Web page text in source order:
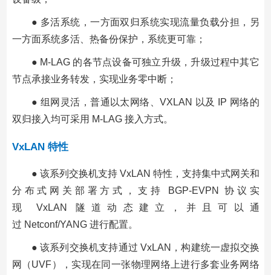
● 多活系统，一方面双归系统实现流量负载分担，另
一方面系统多活、热备份保护，系统更可靠；
● M-LAG 的各节点设备可独立升级，升级过程中其它
节点承接业务转发，实现业务零中断；
● 组网灵活，普通以太网络、VXLAN 以及 IP 网络的
双归接入均可采用 M-LAG 接入方式。
VxLAN 特性
● 该系列交换机支持 VxLAN 特性，支持集中式网关和
分布式网关部署方式，支持 BGP-EVPN 协议实
现 VxLAN 隧道动态建 立，并且可以通
过 Netconf/YANG 进行配置。
● 该系列交换机支持通过 VxLAN，构建统一虚拟交换
网（UVF），实现在同一张物理网络上进行多套业务网络